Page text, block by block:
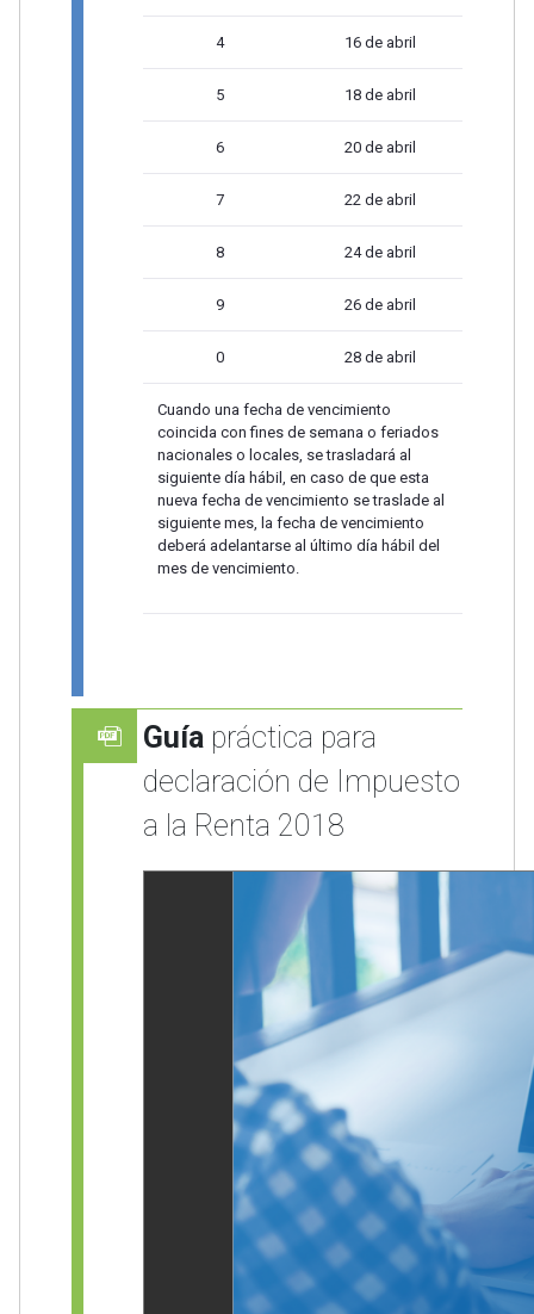
4 16 de abril
5 18 de abril
6 20 de abril
7 22 de abril
8 24 de abril
9 26 de abril
0 28 de abril
Cuando una fecha de vencimiento
coincida con fines de semana o feriados
nacionales o locales, se trasladará al
siguiente día hábil, en caso de que esta
nueva fecha de vencimiento se traslade al
siguiente mes, la fecha de vencimiento
deberá adelantarse al último día hábil del
mes de vencimiento.
Guíapráctica para
declaración de Impuesto
a la Renta 2018